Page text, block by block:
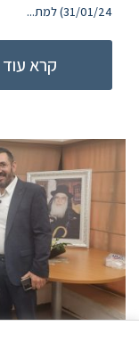
31/01/24) למת...
קרא עוד